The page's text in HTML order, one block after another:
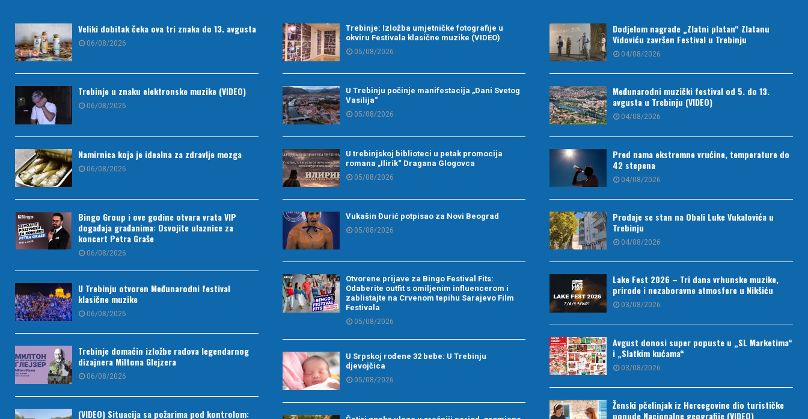
Veliki dobitak čeka ova tri znaka do 13. avgusta
06/08/2026
Trebinje u znaku elektronske muzike (VIDEO)
06/08/2026
Namirnica koja je idealna za zdravlje mozga
06/08/2026
Bingo Group i ove godine otvara vrata VIP
događaja građanima: Osvojite ulaznice za
koncert Petra Graše
06/08/2026
U Trebinju otvoren Međunarodni festival
klasične muzike
06/08/2026
Trebinje domaćin izložbe radova legendarnog
dizajnera Miltona Glejzera
06/08/2026
(VIDEO) Situacija sa požarima pod kontrolom:
Trebinje: Izložba umjetničke fotografije u
okviru Festivala klasične muzike (VIDEO)
05/08/2026
U Trebinju počinje manifestacija „Dani Svetog
Vasilija“
05/08/2026
U trebinjskoj biblioteci u petak promocija
romana „Ilirik“ Dragana Glogovca
05/08/2026
Vukašin Đurić potpisao za Novi Beograd
05/08/2026
Otvorene prijave za Bingo Festival Fits:
Odaberite outfit s omiljenim influencerom i
zablistajte na Crvenom tepihu Sarajevo Film
Festivala
05/08/2026
U Srpskoj rođene 32 bebe: U Trebinju
djevojčica
05/08/2026
Dodjelom nagrade „Zlatni platan“ Zlatanu
Vidoviću završen Festival u Trebinju
04/08/2026
Međunarodni muzički festival od 5. do 13.
avgusta u Trebinju (VIDEO)
04/08/2026
Pred nama ekstremne vrućine, temperature do
42 stepena
04/08/2026
Prodaje se stan na Obali Luke Vukalovića u
Trebinju
04/08/2026
Lake Fest 2026 – Tri dana vrhunske muzike,
prirode i nezaboravne atmosfere u Nikšiću
03/08/2026
Avgust donosi super popuste u „SL Marketima“
i „Slatkim kućama“
03/08/2026
Ženski pčelinjak iz Hercegovine dio turističke
ponude Nacionalne geografije (VIDEO)